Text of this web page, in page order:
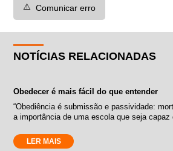
⚠️ Comunicar erro
NOTÍCIAS RELACIONADAS
Obedecer é mais fácil do que entender
“Obediência é submissão e passividade:
a importância de uma escola que seja
LER MAIS